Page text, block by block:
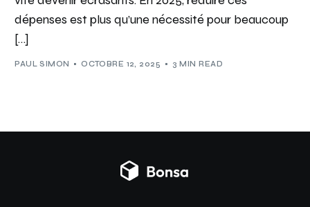
dépenses est plus qu’une nécessité pour beaucoup
[…]
PAUL SIMON OCTOBRE 12, 2025 3 MIN READ